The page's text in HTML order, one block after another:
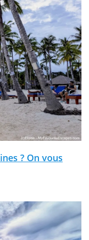
? On vous